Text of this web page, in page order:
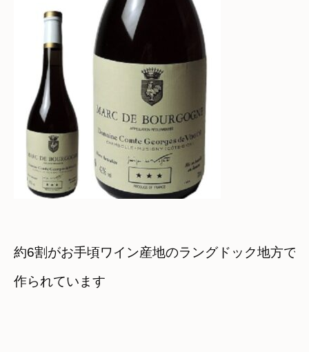
約6割がお手頃ワイン産地のラングドック地方で
作られています